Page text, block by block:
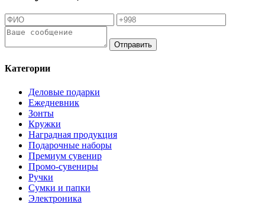
Отправить
Категории
Деловые подарки
Ежедневник
Зонты
Кружки
Наградная продукция
Подарочные наборы
Премиум сувенир
Промо-сувениры
Ручки
Сумки и папки
Электроника